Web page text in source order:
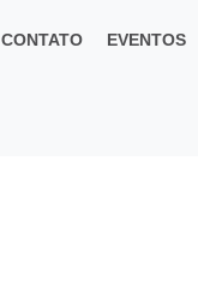
CONTATO EVENTOS